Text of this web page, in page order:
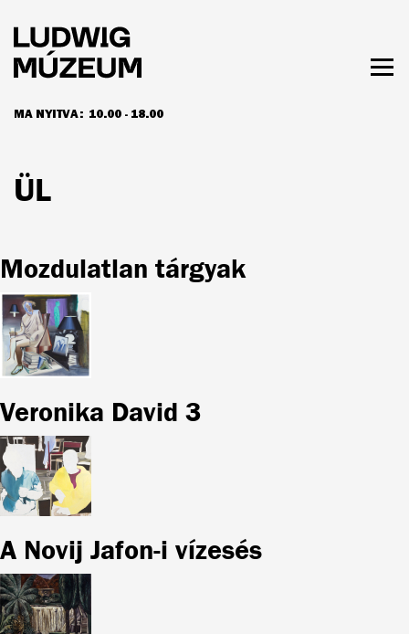
tartalomra
MA NYITVA: 10.00 - 18.00
NYITVATARTÁS ÉS JEGYÁRAK
ÜL
Mozdulatlan tárgyak
Veronika David 3
A Novij Jafon-i vízesés